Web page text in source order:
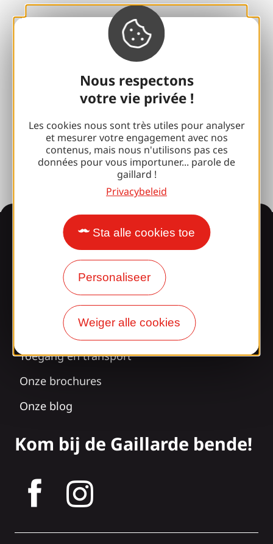
Nous respectons
votre vie privée !
Les cookies nous sont très utiles pour analyser
et mesurer votre engagement avec nos
contenus, mais nous n'utilisons pas ces
données pour vous importuner... parole de
gaillard !
Privacybeleid
Sta alle cookies toe
Personaliseer
Weiger alle cookies
Groepen
Brive 100% Evenement
Fotobibliotheek
Perszaal
Informatie
Verrast door ons
ontwerp?
Onze openingstijden
Toegang en transport
Onze brochures
Onze blog
Kom bij de Gaillarde bende!